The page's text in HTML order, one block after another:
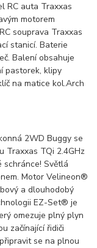
RC auta Traxxas
motorem
souprava Traxxas
stanicí. Baterie
Balení obsahuje
pastorek, klipy
na matice kol.Arch
2WD Buggy se
Traxxas TQi 2.4GHz
schránce! Světlá
Motor Velineon®
a dlouhodobý
EZ-Set® je
omezuje plný plyn
začínající řidiči
se na plnou